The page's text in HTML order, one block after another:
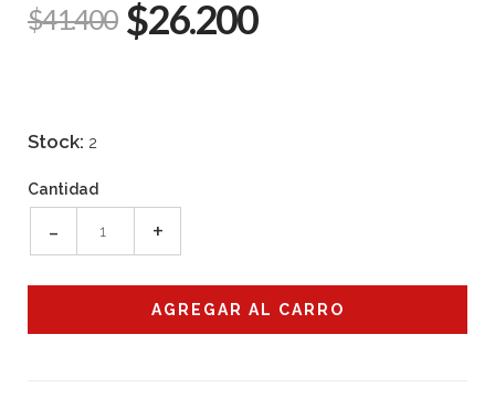
$41.400 $26.200
Stock: 2
Cantidad
- +